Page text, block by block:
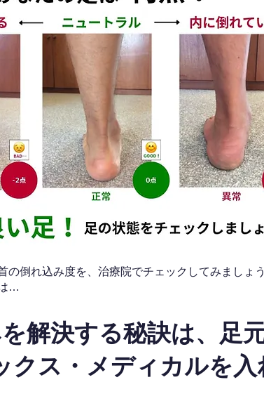
の倒れ込み度を、治療院でチェックしてみましょ
…
解決する秘訣は、足
クス・メディカルを